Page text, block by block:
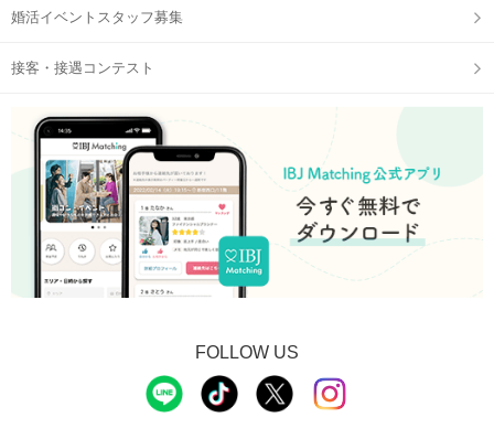
婚活イベントスタッフ募集
接客・接遇コンテスト
FOLLOW US